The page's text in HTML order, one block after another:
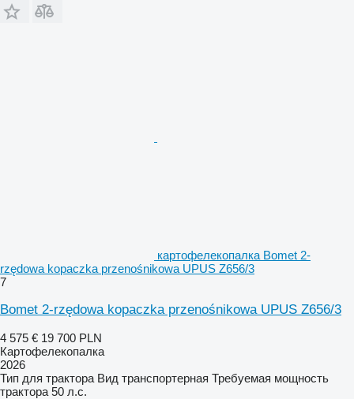
картофелекопалка Bomet 2-
rzędowa kopaczka przenośnikowa UPUS Z656/3
7
Bomet 2-rzędowa kopaczka przenośnikowa UPUS Z656/3
4 575 € 19 700 PLN
Картофелекопалка
2026
Тип для трактора Вид транспортерная Требуемая мощность
трактора 50 л.с.